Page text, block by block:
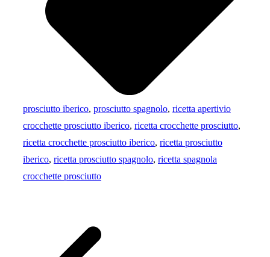
prosciutto iberico, prosciutto spagnolo, ricetta apertivio
crocchette prosciutto iberico, ricetta crocchette prosciutto,
ricetta crocchette prosciutto iberico, ricetta prosciutto
iberico, ricetta prosciutto spagnolo, ricetta spagnola
crocchette prosciutto